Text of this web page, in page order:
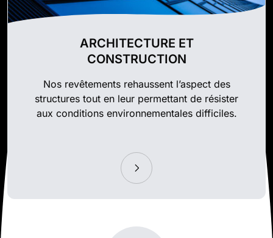
ARCHITECTURE ET
CONSTRUCTION
Nos revêtements rehaussent l’aspect des
structures tout en leur permettant de résister
aux conditions environnementales difficiles.